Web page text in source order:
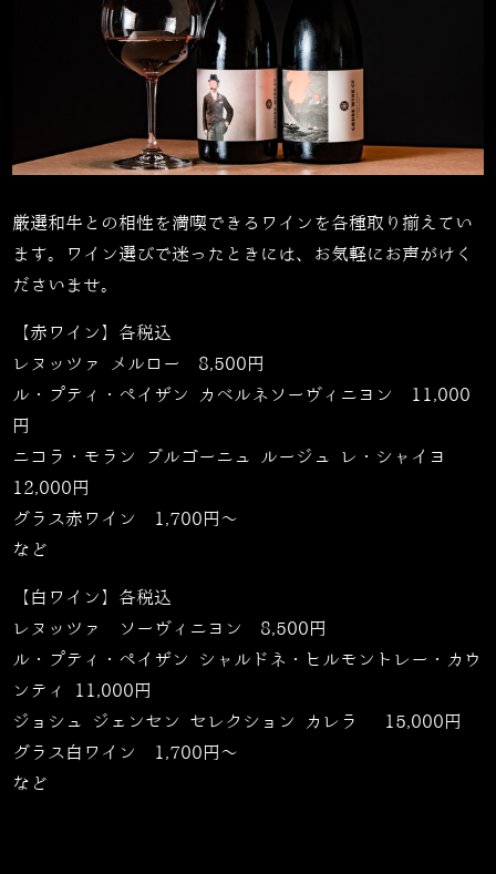
厳選和牛との相性を満喫できるワインを各種取り揃えてい
ます。ワイン選びで迷ったときには、お気軽にお声がけく
ださいませ。
【赤ワイン】各税込
レヌッツァ メルロー 8,500 円
ル・プティ・ペイザン カベルネソーヴィニヨン
11,000
円
ニコラ・モラン ブルゴーニュ ルージュ レ・シャイヨ
12,000 円
グラス赤ワイン
1,700 円～
など
【白ワイン】各税込
レヌッツァ ソーヴィニヨン 8,500 円
ル・プティ・ペイザン シャルドネ・ヒルモントレー・カウ
ンティ
11,000 円
ジョシュ ジェンセン セレクション カレラ
15,000 円
グラス白ワイン
1,700 円～
など